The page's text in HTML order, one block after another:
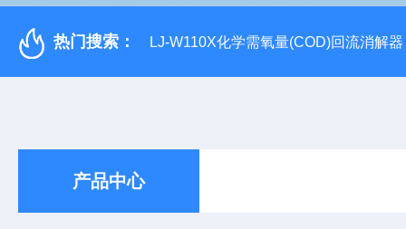
热门搜索： LJ-W110X化学需氧量(COD)回流消解器
产品中心